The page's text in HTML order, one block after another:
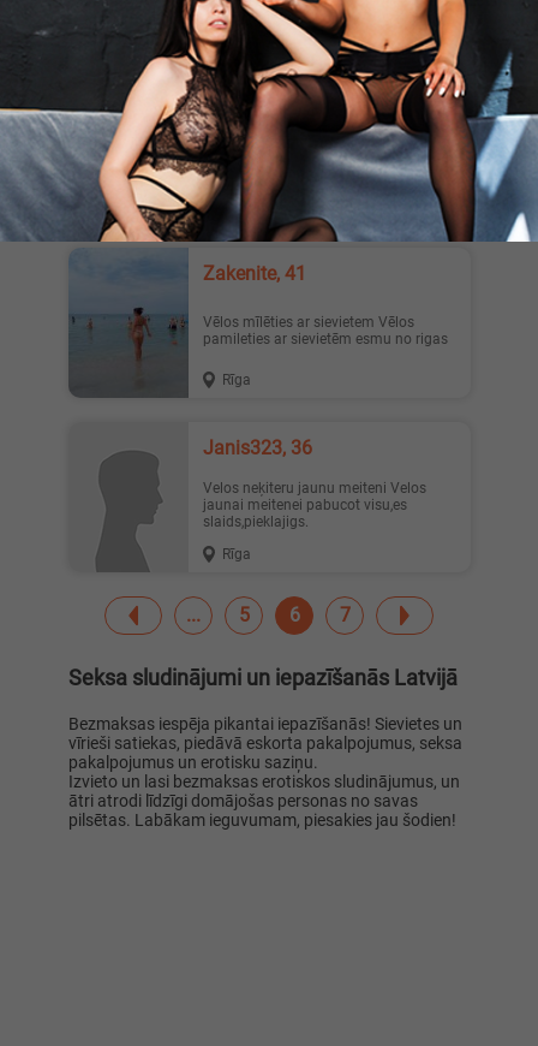
Valmiera
Sergej2020, 45
Сигулда спит? Привет! Пообщаюсь с
девушкой с Сигулды или рядом...
Можем тут пообщаться или встре...
Sigulda
Zakenite, 41
Vēlos mīlēties ar sievietem Vēlos
pamileties ar sievietēm esmu no rigas
Rīga
Janis323, 36
Velos neķiteru jaunu meiteni Velos
jaunai meitenei pabucot visu,es
slaids,pieklajigs.
Rīga
5 6 7
Seksa sludinājumi un iepazīšanās Latvijā
Bezmaksas iespēja pikantai iepazīšanās! Sievietes un
vīrieši satiekas, piedāvā eskorta pakalpojumus, seksa
pakalpojumus un erotisku saziņu.
Izvieto un lasi bezmaksas erotiskos sludinājumus, un
ātri atrodi līdzīgi domājošas personas no savas
pilsētas. Labākam ieguvumam, piesakies jau šodien!